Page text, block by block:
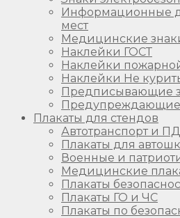
Информационные
мест
Медицинские
Наклейки ГОСТ
Наклейки
Наклейки Не
Предписывающие
Предупреждающие
Плакаты для стендов
Автотранспорт и
Плакаты для
Военные и
Медицинские
Плакаты
Плакаты ГО и ЧС
Плакаты по